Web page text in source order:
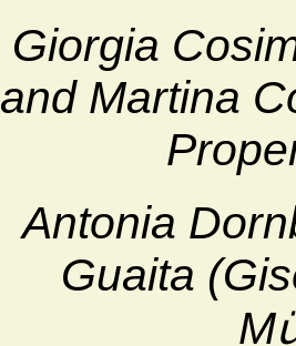
Giorgia
and Martina
Antonia
Guaita
M